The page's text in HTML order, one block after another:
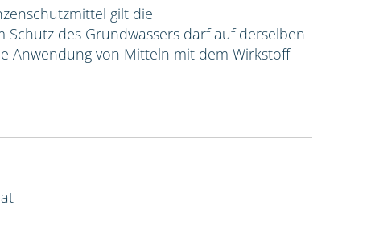
gilt die
des Grundwassers darf auf derselben
Anwendung von Mitteln mit dem Wirkstoff